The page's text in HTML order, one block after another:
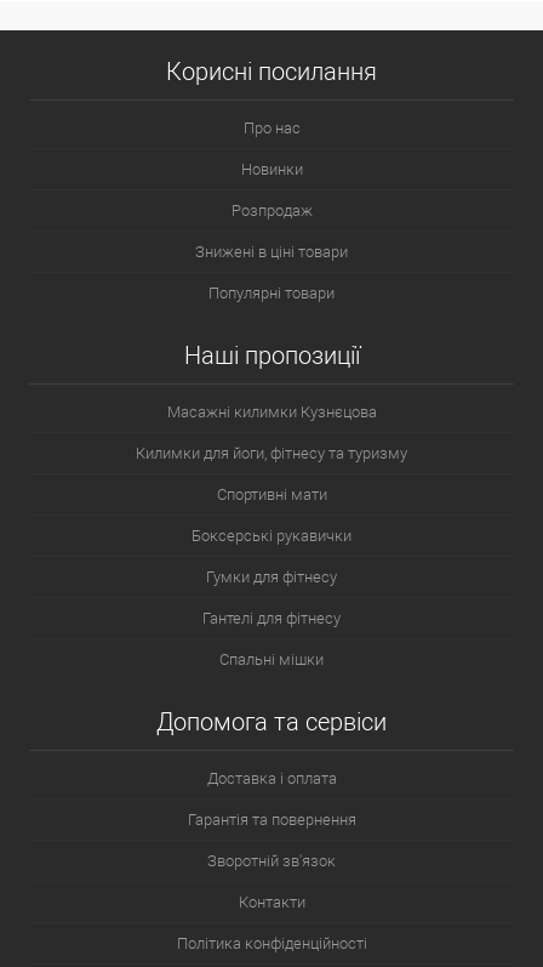
Корисні посилання
Про нас
Новинки
Розпродаж
Знижені в ціні товари
Популярні товари
Наші пропозиції
Масажні килимки Кузнєцова
Килимки для йоги, фітнесу та туризму
Спортивні мати
Боксерські рукавички
Гумки для фітнесу
Гантелі для фітнесу
Спальні мішки
Допомога та сервіси
Доставка і оплата
Гарантія та повернення
Зворотній зв'язок
Контакти
Політика конфіденційності